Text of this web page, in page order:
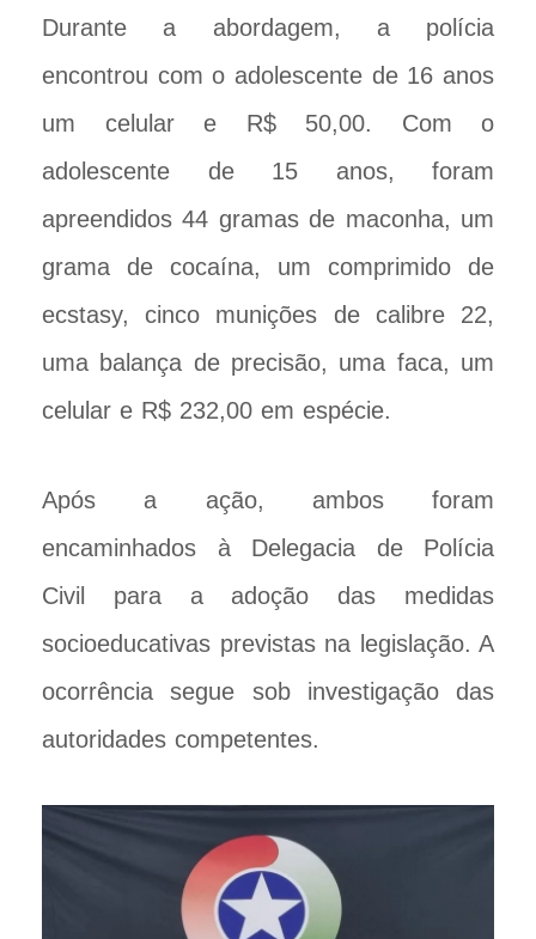
Durante a abordagem, a polícia
encontrou com o adolescente de 16 anos
um celular e R$ 50,00. Com o
adolescente de 15 anos, foram
apreendidos 44 gramas de maconha, um
grama de cocaína, um comprimido de
ecstasy, cinco munições de calibre 22,
uma balança de precisão, uma faca, um
celular e R$ 232,00 em espécie.
Após a ação, ambos foram
encaminhados à Delegacia de Polícia
Civil para a adoção das medidas
socioeducativas previstas na legislação. A
ocorrência segue sob investigação das
autoridades competentes.